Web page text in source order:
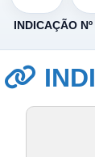
INDICAÇÃO